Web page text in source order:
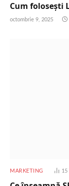
Cum folosești
octombrie 9, 2025
MARKETING 15